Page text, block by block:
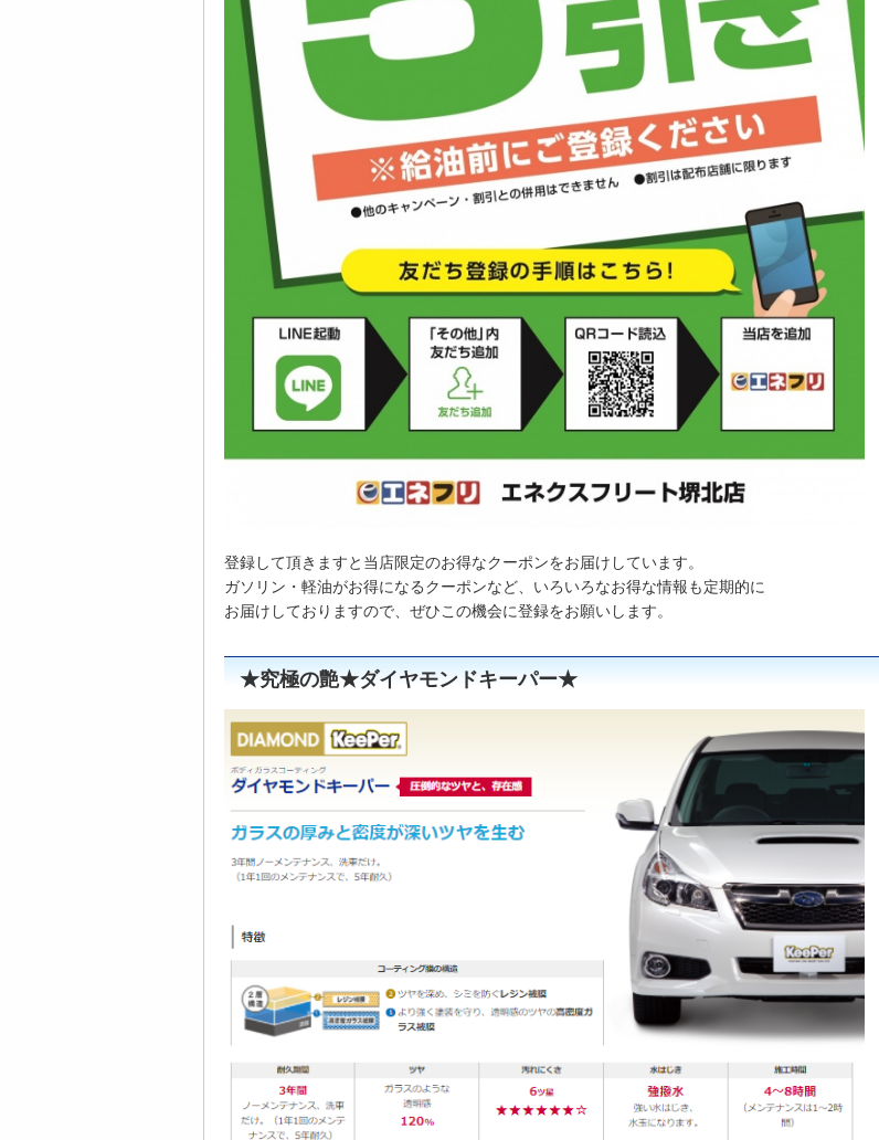
登録して頂きますと当店限定のお得なクーポンをお届けしています。
ガソリン・軽油がお得になるクーポンなど、いろいろなお得な情報も定期的に
お届けしておりますので、ぜひこの機会に登録をお願いします。
★究極の艶★ダイヤモンドキーパー★